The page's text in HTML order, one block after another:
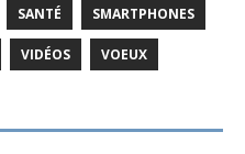
SANTÉ SMARTPHONES
VIDÉOS VOEUX